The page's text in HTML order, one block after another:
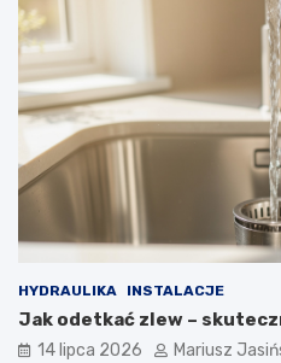
HYDRAULIKA INSTALACJE
Jak odetkać zlew –
14 lipca 2026 Mariusz